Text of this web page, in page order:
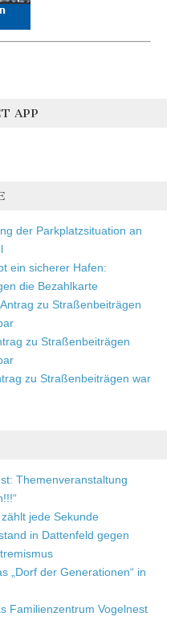
APP
der Parkplatzsituation an
ein sicherer Hafen:
die Bezahlkarte
zu Straßenbeiträgen
zu Straßenbeiträgen
zu Straßenbeiträgen war
Themenveranstaltung
jede Sekunde
in Dattenfeld gegen
„Dorf der Generationen“ in
Familienzentrum Vogelnest